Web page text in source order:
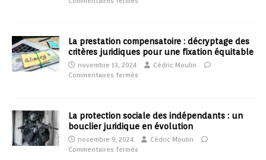
La prestation compensatoire : décryptage des
critères juridiques pour une fixation équitable
novembre 13, 2024
Cédric Moulin
Commentaires fermés
La protection sociale des indépendants : un
bouclier juridique en évolution
novembre 9, 2024
Cédric Moulin
Commentaires fermés